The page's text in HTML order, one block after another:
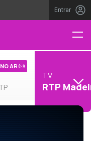
Entrar
NO AR
TV
RTP